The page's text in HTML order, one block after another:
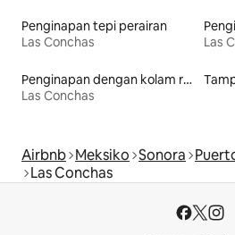
Penginapan tepi perairan
Las Conchas
Las
Penginapan dengan kolam renang
Las Conchas
Airbnb Meksiko Sonora
Las Conchas